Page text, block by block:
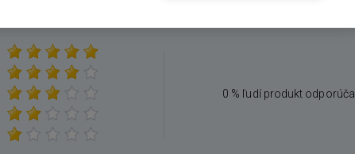
0 % ľudí produkt odporúča